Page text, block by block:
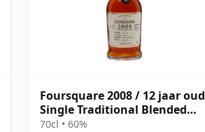
Foursquare 2008 / 12 jaar oud
Single Traditional Blended
Rum
70cl • 60%